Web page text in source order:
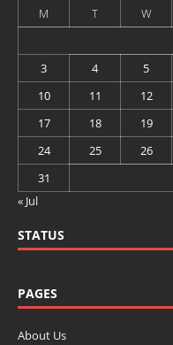
M
T W
3
4 5
10
11 12
17
18 19
24
25 26
31
« Jul
STATUS
PAGES
About Us